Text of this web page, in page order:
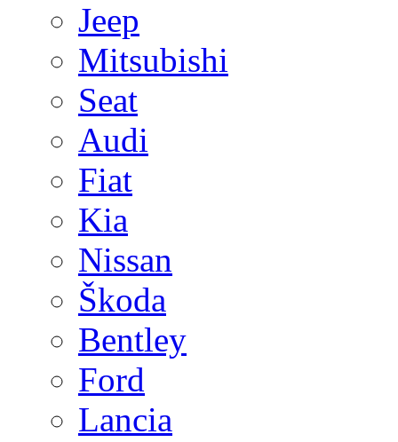
Jeep
Mitsubishi
Seat
Audi
Fiat
Kia
Nissan
Škoda
Bentley
Ford
Lancia